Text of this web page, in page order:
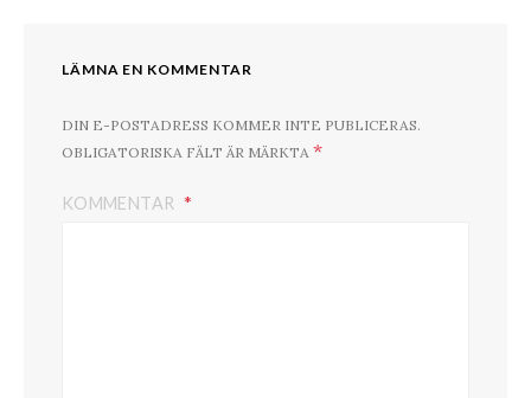
LÄMNA EN KOMMENTAR
DIN E-POSTADRESS KOMMER INTE PUBLICERAS.
OBLIGATORISKA FÄLT ÄR MÄRKTA *
KOMMENTAR